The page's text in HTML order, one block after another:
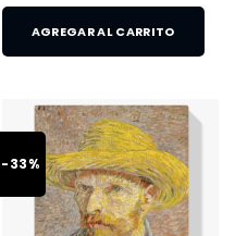
AGREGAR AL CARRITO
-33%